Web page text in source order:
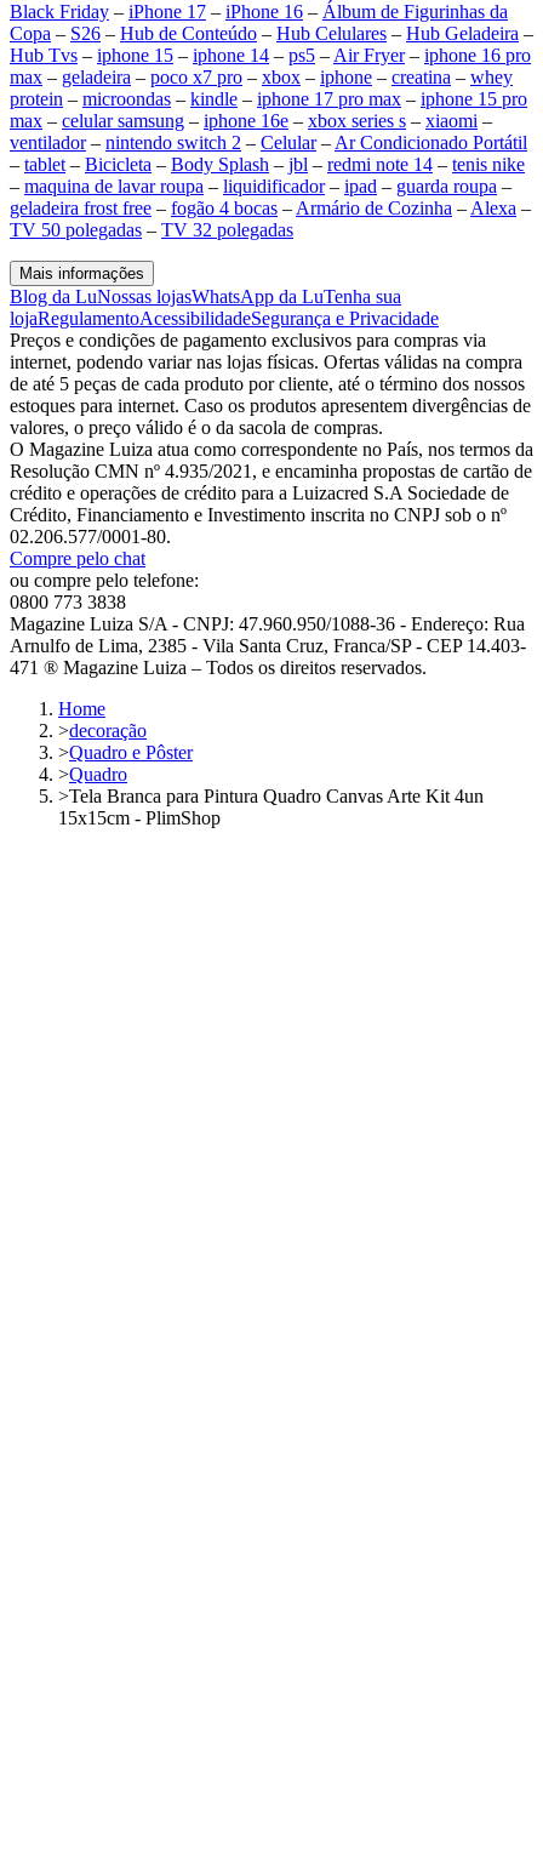
Black Friday – iPhone 17 – iPhone 16 – Álbum de Figurinhas da
Copa – S26 – Hub de Conteúdo – Hub Celulares – Hub Geladeira –
Hub Tvs – iphone 15 – iphone 14 – ps5 – Air Fryer– iphone 16 pro
max – geladeira – poco x7 pro – xbox – iphone – creatina – whey
protein – microondas – kindle – iphone 17 pro max – iphone 15 pro
max – celular samsung – iphone 16e – xbox series s – xiaomi –
ventilador– nintendo switch 2 – Celular– Ar Condicionado Portátil
– tablet – Bicicleta – Body Splash – jbl – redmi note 14 – tenis nike
– maquina de lavar roupa – liquidificador– ipad – guarda roupa –
geladeira frost free – fogão 4 bocas – Armário de Cozinha – Alexa –
TV 50 polegadas – TV 32 polegadas
Mais informações
Blog da LuNossas lojasWhatsApp da LuTenha sua
lojaRegulamentoAcessibilidadeSegurança e Privacidade
Preços e condições de pagamento exclusivos para compras via
internet, podendo variar nas lojas físicas. Ofertas válidas na compra
de até 5 peças de cada produto por cliente, até o término dos nossos
estoques para internet. Caso os produtos apresentem divergências de
valores, o preço válido é o da sacola de compras.
O Magazine Luiza atua como correspondente no País, nos termos da
Resolução CMN nº 4.935/2021, e encaminha propostas de cartão de
crédito e operações de crédito para a Luizacred S.A Sociedade de
Crédito, Financiamento e Investimento inscrita no CNPJ sob o nº
02.206.577/0001-80.
Compre pelo chat
ou compre pelo telefone:
0800 773 3838
Magazine Luiza S/A - CNPJ: 47.960.950/1088-36 - Endereço: Rua
Arnulfo de Lima, 2385 - Vila Santa Cruz, Franca/SP - CEP 14.403-
471 ® Magazine Luiza – Todos os direitos reservados.
Home
>decoração
>Quadro e Pôster
>Quadro
>Tela Branca para Pintura Quadro Canvas Arte Kit 4un
15x15cm - PlimShop